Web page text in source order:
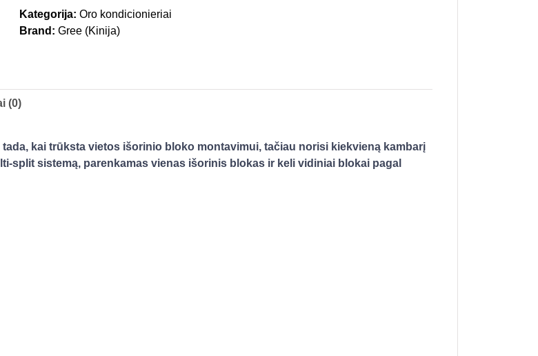
Kategorija: Oro kondicionieriai
Brand: Gree (Kinija)
(0)
kai trūksta vietos išorinio bloko montavimui, tačiau norisi kiekvieną kambarį
split sistemą, parenkamas vienas išorinis blokas ir keli vidiniai blokai pagal